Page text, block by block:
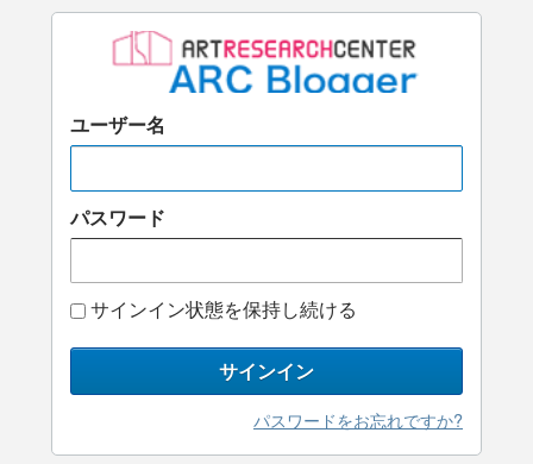
ユーザー名
パスワード
サインイン状態を保持し続ける
サインイン
パスワードをお忘れですか?